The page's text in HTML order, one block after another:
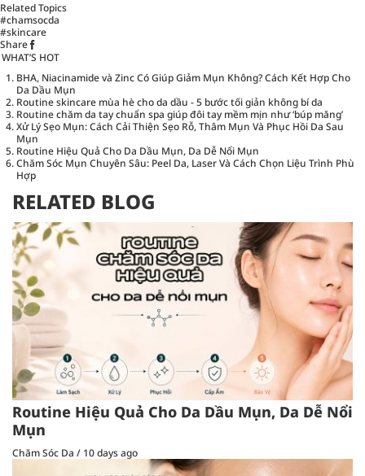
Related Topics
#chamsocda
#skincare
Share
WHAT’S HOT
BHA, Niacinamide và Zinc Có Giúp Giảm Mụn Không? Cách Kết Hợp Cho
Da Dầu Mụn
Routine skincare mùa hè cho da dầu - 5 bước tối giản không bí da
Routine chăm da tay chuẩn spa giúp đôi tay mềm mịn như ‘búp măng’
Xử Lý Sẹo Mụn: Cách Cải Thiện Sẹo Rỗ, Thâm Mụn Và Phục Hồi Da Sau
Mụn
Routine Hiệu Quả Cho Da Dầu Mụn, Da Dễ Nổi Mụn
Chăm Sóc Mụn Chuyên Sâu: Peel Da, Laser Và Cách Chọn Liệu Trình Phù
Hợp
RELATED BLOG
Routine Hiệu Quả Cho Da Dầu Mụn, Da Dễ Nổi
Mụn
Chăm Sóc Da / 10 days ago